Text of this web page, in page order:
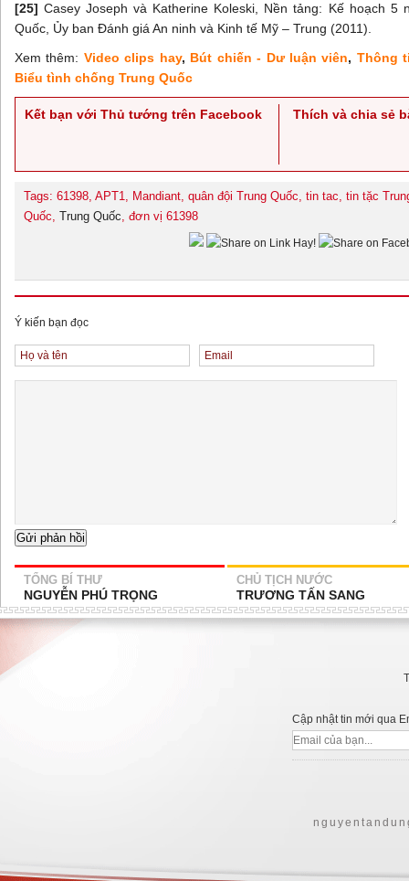
[25]Casey Joseph và Katherine Koleski, Nền tảng: Kế hoạch 5
Quốc, Ủy ban Đánh giá An ninh và Kinh tế Mỹ – Trung (2011).
Xem thêm: Video clips hay, Bút chiến - Dư luận viên, Thông
Biểu tình chống Trung Quốc
Kết bạn với Thủ tướng trên Facebook Thích và chia sẻ
Tags: 61398, APT1, Mandiant, quân đội Trung Quốc, tin tac, tin tặc
Quốc, Trung Quốc, đơn vị 61398
Ý kiến bạn đọc
TỔNG BÍ THƯ
NGUYỄN PHÚ TRỌNG
CHỦ TỊCH NƯỚC
TRƯƠNG TẤN SANG
Cập nhật tin mới qua